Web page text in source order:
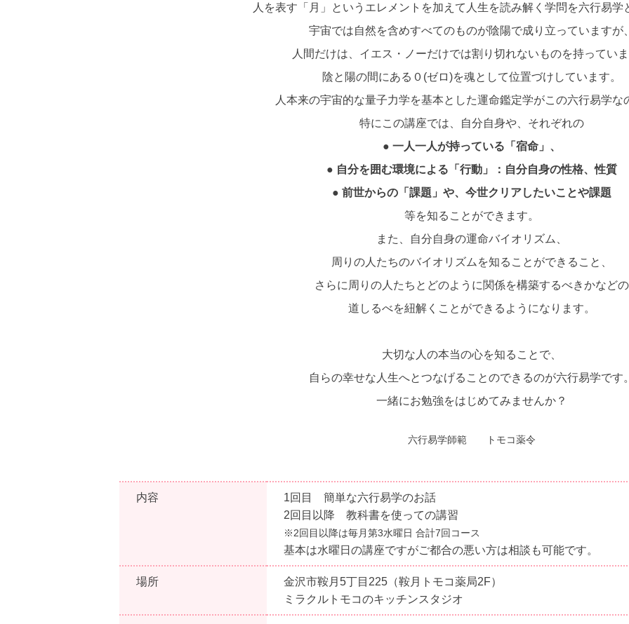
人を表す「月」というエレメントを加えて人生を読み解く学問を六行易学
宇宙では自然を含めすべてのものが陰陽で成り立っていますが
人間だけは、イエス・ノーだけでは割り切れないものを持ってい
陰と陽の間にある０(ゼロ)を魂として位置づけしています。
人本来の宇宙的な量子力学を基本とした運命鑑定学がこの六行易学な
特にこの講座では、自分自身や、それぞれの
● 一人一人が持っている「宿命」、
● 自分を囲む環境による「行動」：自分自身の性格、性質
● 前世からの「課題」や、今世クリアしたいことや課題
等を知ることができます。
また、自分自身の運命バイオリズム、
周りの人たちのバイオリズムを知ることができること、
さらに周りの人たちとどのように関係を構築するべきかなどの
道しるべを紐解くことができるようになります。
大切な人の本当の心を知ることで、
自らの幸せな人生へとつなげることのできるのが六行易学です
一緒にお勉強をはじめてみませんか？
六行易学師範 トモコ薬令
内容
1回目 簡単な六行易学のお話
2回目以降 教科書を使っての講習
※2回目以降は毎月第3水曜日 合計7回コース
基本は水曜日の講座ですがご都合の悪い方は相談も可能です。
場所
金沢市鞍月5丁目225（鞍月トモコ薬局2F）
ミラクルトモコのキッチンスタジオ